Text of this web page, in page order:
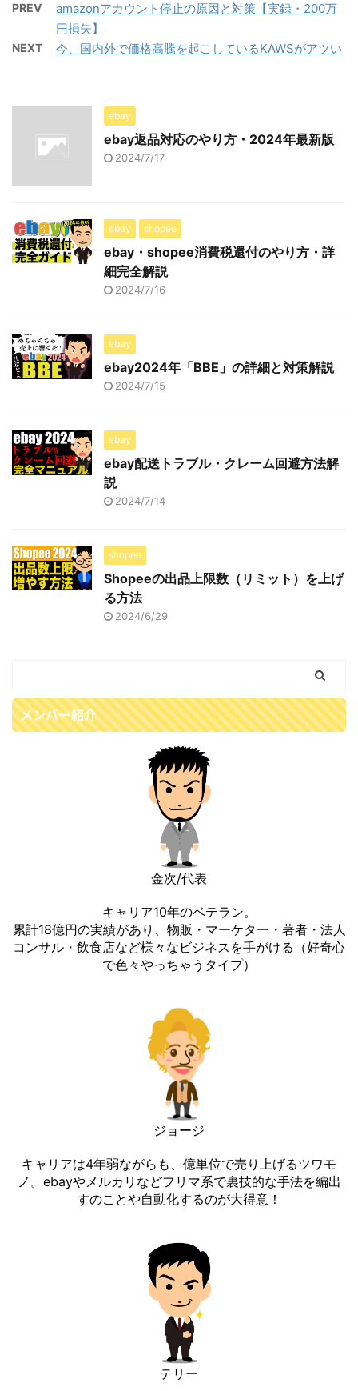
PREV
amazonアカウント停止の原因と対策【実録・200万
円損失】
NEXT 今、国内外で価格高騰を起こしているKAWSがアツい
ebay
ebay返品対応のやり方・2024年最新版
2024/7/17
ebay shopee
ebay・shopee消費税還付のやり方・詳
細完全解説
2024/7/16
ebay
ebay2024年「BBE」の詳細と対策解説
2024/7/15
ebay
ebay配送トラブル・クレーム回避方法解
説
2024/7/14
shopee
Shopeeの出品上限数（リミット）を上げ
る方法
2024/6/29
メンバー紹介
金次/代表
キャリア10年のベテラン。
累計18億円の実績があり、物販・マーケター・著者・法人
コンサル・飲食店など様々なビジネスを手がける（好奇心
で色々やっちゃうタイプ）
ジョージ
キャリアは4年弱ながらも、億単位で売り上げるツワモ
ノ。ebayやメルカリなどフリマ系で裏技的な手法を編出
すのことや自動化するのが大得意！
テリー